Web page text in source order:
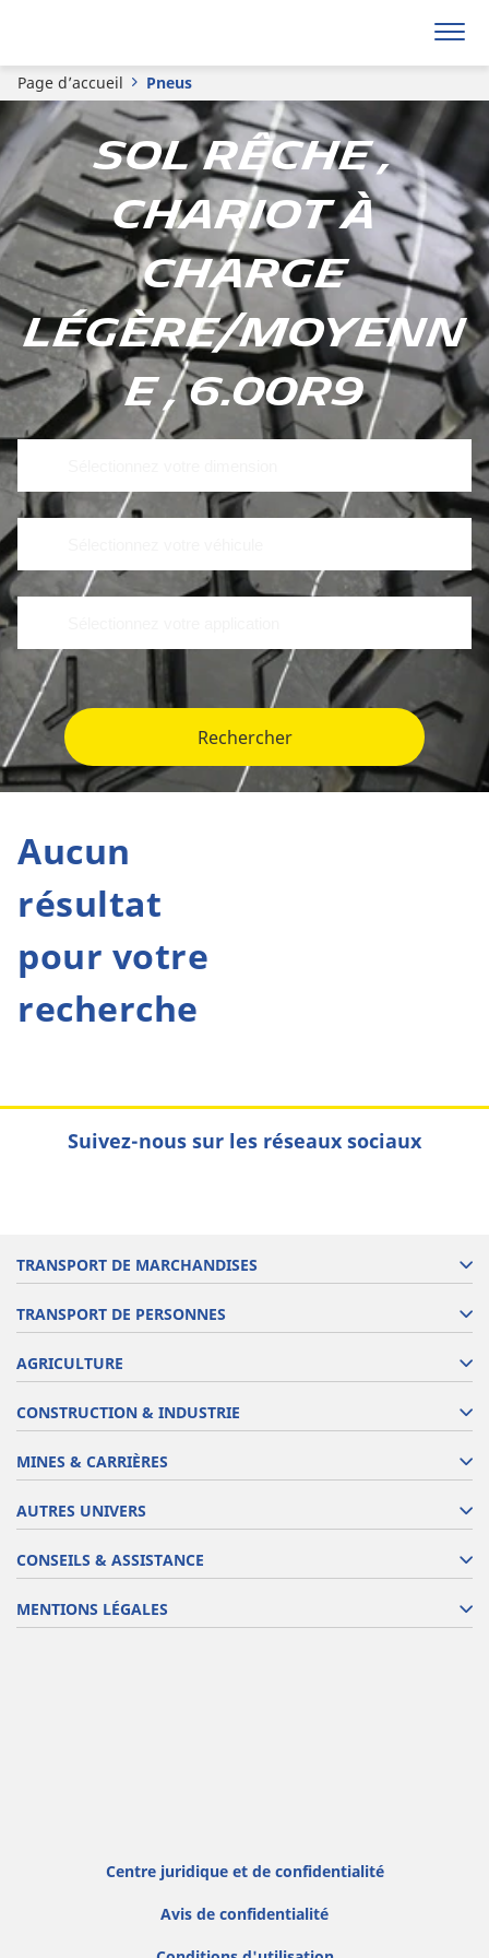
Page d’accueil Pneus
Sol rêche ,
Chariot à
charge
légère/moyenn
e , 6.00R9
Rechercher
Aucun
résultat
pour votre
recherche
Suivez-nous sur les réseaux sociaux
TRANSPORT DE MARCHANDISES
TRANSPORT DE PERSONNES
AGRICULTURE
CONSTRUCTION & INDUSTRIE
MINES & CARRIÈRES
AUTRES UNIVERS
CONSEILS & ASSISTANCE
MENTIONS LÉGALES
Centre juridique et de confidentialité
Avis de confidentialité